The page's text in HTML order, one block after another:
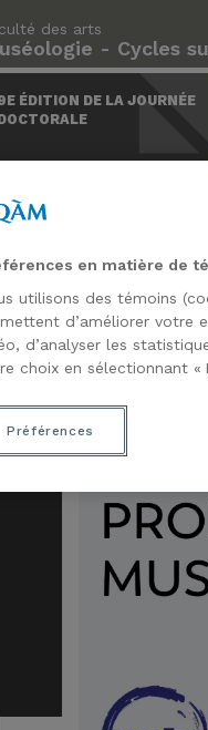
des arts
- Cycles
ÉDITION DE LA JOURNÉE
en matière de
utilisons des témoins
d’améliorer votre
d’analyser les
choix en sélectionnant «
Préférences